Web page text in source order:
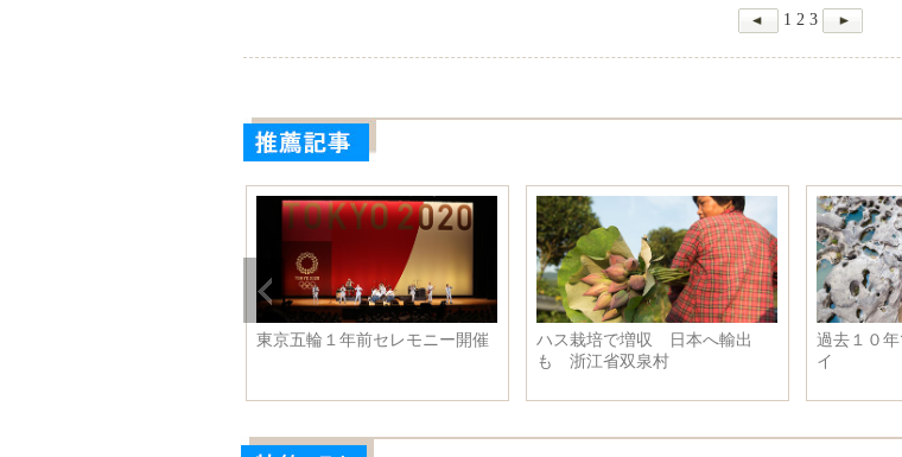
1 2 3
東京五輪１年前セレモニー開催
ハス栽培で増収 日本へ輸出
も 浙江省双泉村
過去１０
イ